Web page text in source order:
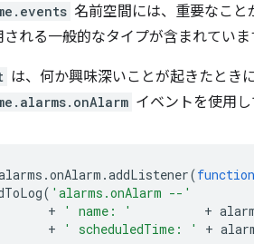
名前空間には、重要なこ
される一般的なタイプが含まれていま
は、何か興味深いことが起きたとき
イベントを使用
.onAlarm .addListener(function
( 'alarms.onAlarm --'
+
' name: ' +
+
' scheduledTime: ' +